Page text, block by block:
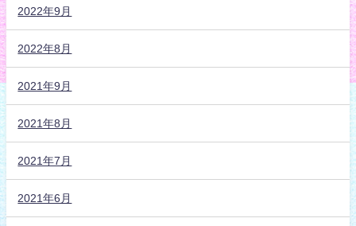
2022年9月
2022年8月
2021年9月
2021年8月
2021年7月
2021年6月